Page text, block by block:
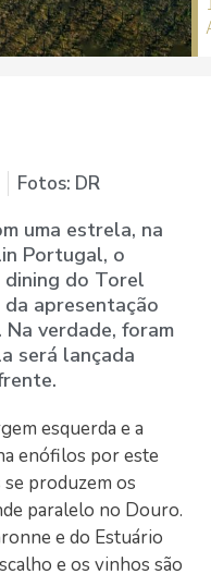
Fotos: DR
uma estrela, na
Portugal, o
do Torel
apresentação
verdade, foram
será lançada
esquerda e a
enófilos por este
produzem os
paralelo no Douro.
e do Estuário
e os vinhos são